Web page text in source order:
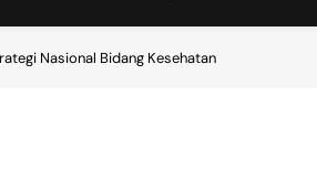
Nasional Bidang Kesehatan